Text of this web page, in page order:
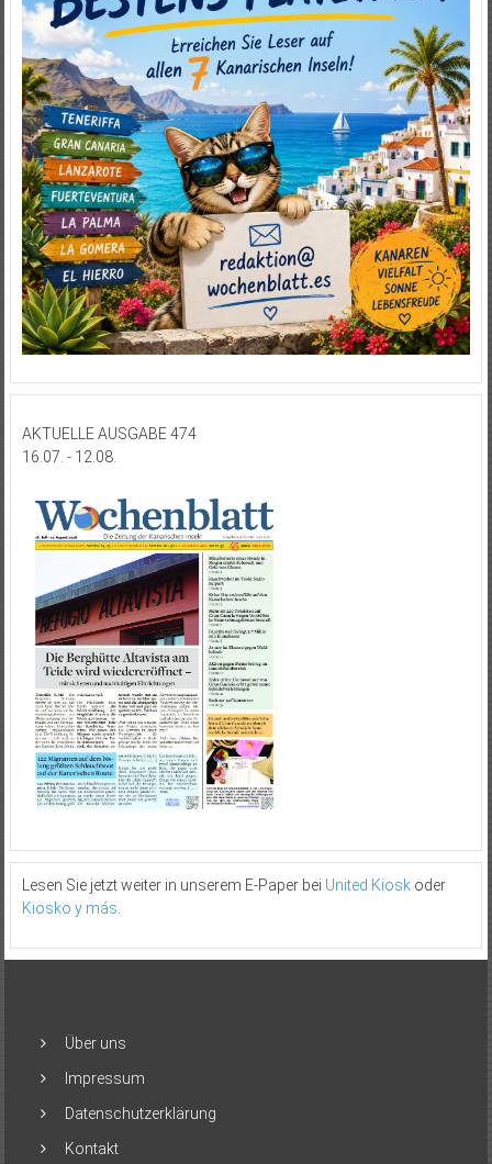
AKTUELLE AUSGABE 474
16.07. - 12.08.
Lesen Sie jetzt weiter in unserem E-Paper bei United Kioskoder
Kiosko y más.
Über uns
Impressum
Datenschutzerklärung
Kontakt